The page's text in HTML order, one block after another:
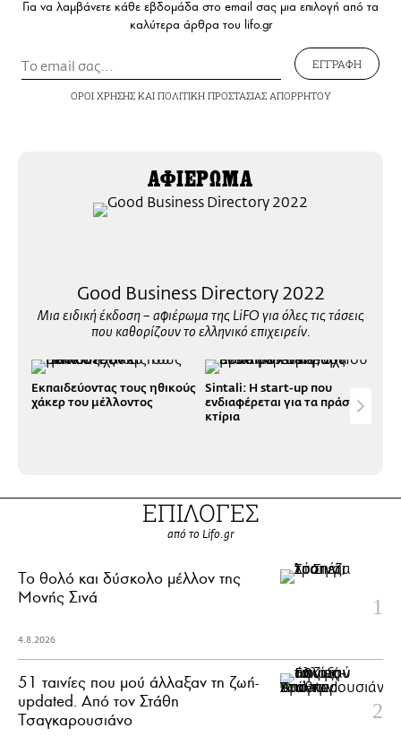
Για να λαμβάνετε κάθε εβδομάδα στο email σας μια επιλογή από τα
καλύτερα άρθρα του lifo.gr
ΕΓΓΡΑΦΗ
ΟΡΟΙ ΧΡΗΣΗΣΚΑΙ ΠΟΛΙΤΙΚΗ ΠΡΟΣΤΑΣΙΑΣ ΑΠΟΡΡΗΤΟΥ
ΑΦΙΕΡΩΜΑ
Good Business Directory 2022
Μια ειδική έκδοση – αφιέρωμα της LiFO για όλες τις τάσεις
που καθορίζουν το ελληνικό επιχειρείν.
Εκπαιδεύοντας τους ηθικούς
χάκερ του μέλλοντος
Sintali: Η start-up που
ενδιαφέρεται για τα πράσινα
κτίρια
ΕΠΙΛΟΓΕΣ
από το Lifo.gr
Το θολό και δύσκολο μέλλον της
Μονής Σινά
4.8.2026
51 ταινίες που μού άλλαξαν τη ζωή-
updated. Aπό τον Στάθη
Τσαγκαρουσιάνο